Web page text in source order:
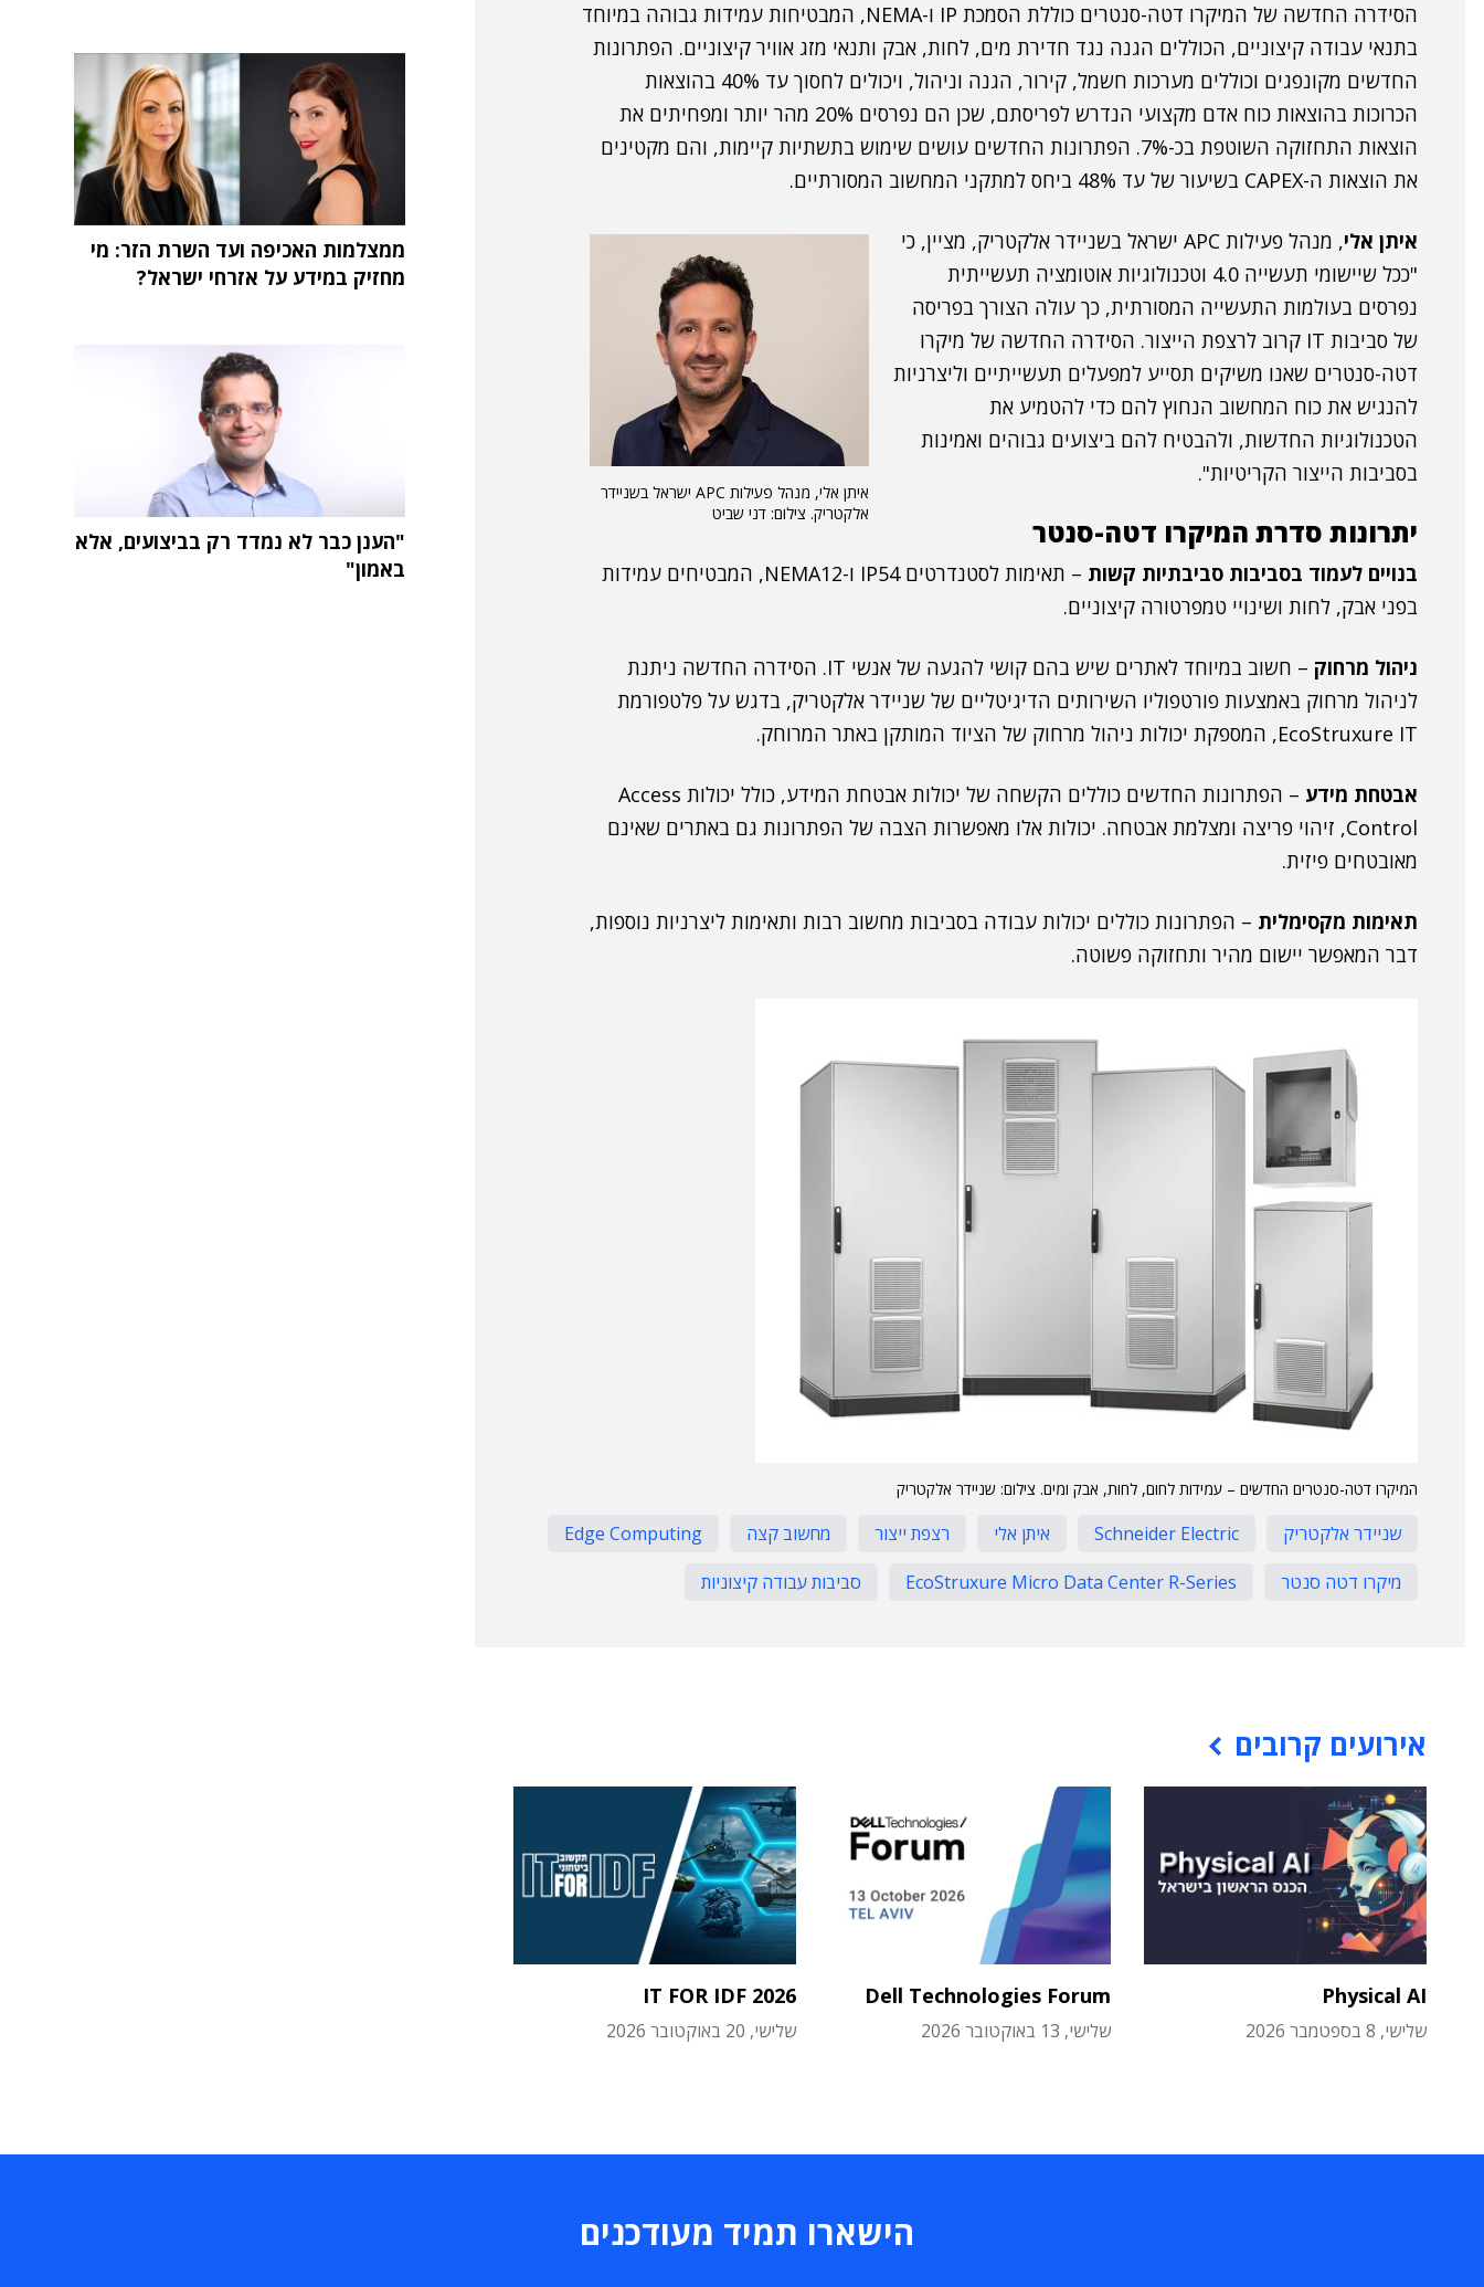
הסידרה החדשה של המיקרו דטה-סנטרים כוללת הסמכת IP ו-NEMA, המבטיחות עמידות גבוהה במיוחד
בתנאי עבודה קיצוניים, הכוללים הגנה נגד חדירת מים, לחות, אבק ותנאי מזג אוויר קיצוניים. הפתרונות
החדשים מקונפגים וכוללים מערכות חשמל, קירור, הגנה וניהול, ויכולים לחסוך עד 40% בהוצאות
הכרוכות בהוצאות כוח אדם מקצועי הנדרש לפריסתם, שכן הם נפרסים 20% מהר יותר ומפחיתים את
הוצאות התחזוקה השוטפת בכ-7%. הפתרונות החדשים עושים שימוש בתשתיות קיימות, והם מקטינים
את הוצאות ה-CAPEX בשיעור של עד 48% ביחס למתקני המחשוב המסורתיים.
איתן אלי, מנהל פעילות APC ישראל בשניידר
אלקטריק. צילום: דני שביט
איתן אלי
, מנהל פעילות APC ישראל בשניידר אלקטריק, מציין, כי
"ככל שיישומי תעשייה 4.0 וטכנולוגיות אוטומציה תעשייתית
נפרסים בעולמות התעשייה המסורתית, כך עולה הצורך בפריסה
של סביבות IT קרוב לרצפת הייצור. הסידרה החדשה של מיקרו
דטה-סנטרים שאנו משיקים תסייע למפעלים תעשייתיים וליצרניות
להנגיש את כוח המחשוב הנחוץ להם כדי להטמיע את
הטכנולוגיות החדשות, ולהבטיח להם ביצועים גבוהים ואמינות
בסביבות הייצור הקריטיות".
יתרונות סדרת המיקרו דטה-סנטר
בנויים לעמוד בסביבות סביבתיות קשות
– תאימות לסטנדרטים IP54 ו-NEMA12, המבטיחים עמידות
בפני אבק, לחות ושינויי טמפרטורה קיצוניים.
ניהול מרחוק
– חשוב במיוחד לאתרים שיש בהם קושי להגעה של אנשי IT. הסידרה החדשה ניתנת
לניהול מרחוק באמצעות פורטפוליו השירותים הדיגיטליים של שניידר אלקטריק, בדגש על פלטפורמת
EcoStruxure IT, המספקת יכולות ניהול מרחוק של הציוד המותקן באתר המרוחק.
אבטחת מידע
– הפתרונות החדשים כוללים הקשחה של יכולות אבטחת המידע, כולל יכולות Access
Control, זיהוי פריצה ומצלמת אבטחה. יכולות אלו מאפשרות הצבה של הפתרונות גם באתרים שאינם
מאובטחים פיזית.
תאימות מקסימלית – הפתרונות כוללים יכולות עבודה בסביבות מחשוב רבות ותאימות ליצרניות נוספות,
דבר המאפשר יישום מהיר ותחזוקה פשוטה.
המיקרו דטה-סנטרים החדשים – עמידות לחום, לחות, אבק ומים. צילום: שניידר אלקטריק
שניידר אלקטריק Schneider Electric איתן אלי רצפת ייצור מחשוב קצה
Edge Computing
מיקרו דטה סנטר
EcoStruxure Micro Data Center R-Series סביבות עבודה קיצוניות
אירועים קרובים
Physical AI
שלישי, 8 בספטמבר 2026
Dell Technologies Forum
שלישי, 13 באוקטובר 2026
IT FOR IDF 2026
שלישי, 20 באוקטובר 2026
ממצלמות האכיפה ועד השרת הזר: מי
מחזיק במידע על אזרחי ישראל?
"הענן כבר לא נמדד רק בביצועים, אלא
באמון"
הישארו תמיד מעודכנים